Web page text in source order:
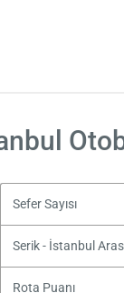
Sefer Sayısı
Serik - İstanbul
Rota Puanı